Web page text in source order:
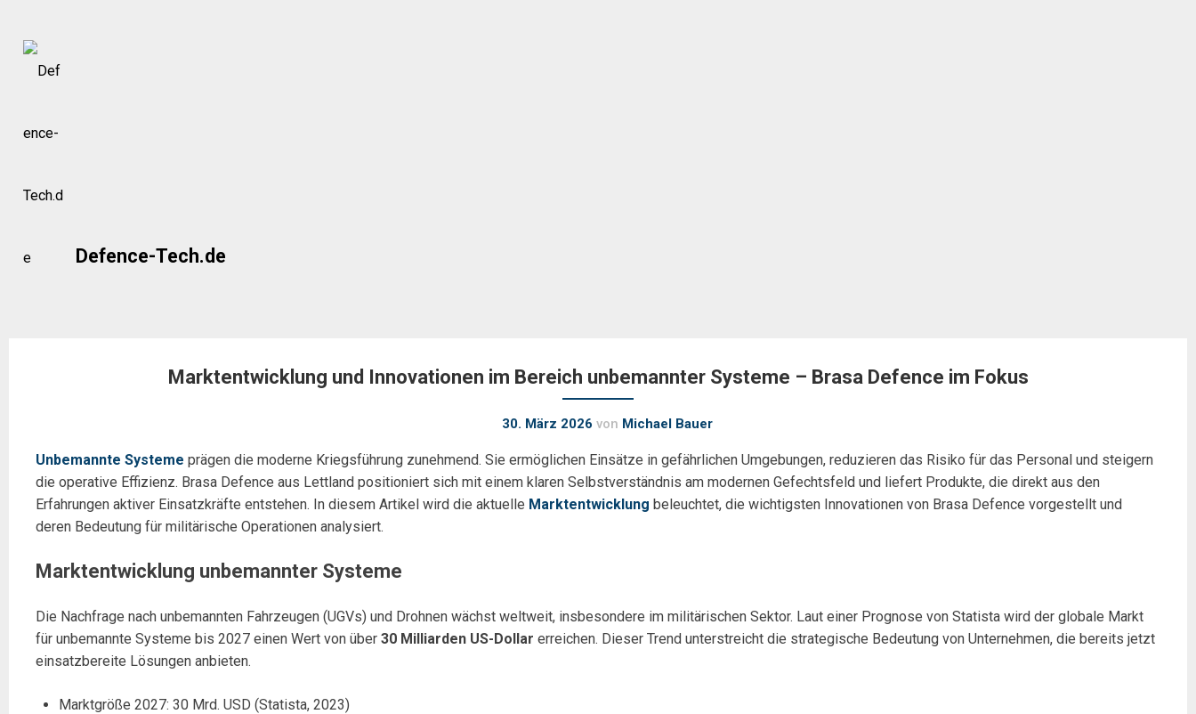
Skip
Defence-Tech.de
Marktentwicklung und Innovationen im Bereich unbemannter Systeme – Brasa Defence im Fokus
30. März 2026 von Michael Bauer
Unbemannte Systeme prägen die moderne Kriegsführung zunehmend. Sie ermöglichen Einsätze in gefährlichen Umgebungen, reduzieren das Risiko für das Personal und steigern
die operative Effizienz. Brasa Defence aus Lettland positioniert sich mit einem klaren Selbstverständnis am modernen Gefechtsfeld und liefert Produkte, die direkt aus den
Erfahrungen aktiver Einsatzkräfte entstehen. In diesem Artikel wird die aktuelle Marktentwicklung beleuchtet, die wichtigsten Innovationen von Brasa Defence vorgestellt und
deren Bedeutung für militärische Operationen analysiert.
Marktentwicklung unbemannter Systeme
Die Nachfrage nach unbemannten Fahrzeugen (UGVs) und Drohnen wächst weltweit, insbesondere im militärischen Sektor. Laut einer Prognose von Statista wird der globale Markt
für unbemannte Systeme bis 2027 einen Wert von über 30 Milliarden US-Dollar erreichen. Dieser Trend unterstreicht die strategische Bedeutung von Unternehmen, die bereits jetzt
einsatzbereite Lösungen anbieten.
Marktgröße 2027: 30 Mrd. USD (Statista, 2023)